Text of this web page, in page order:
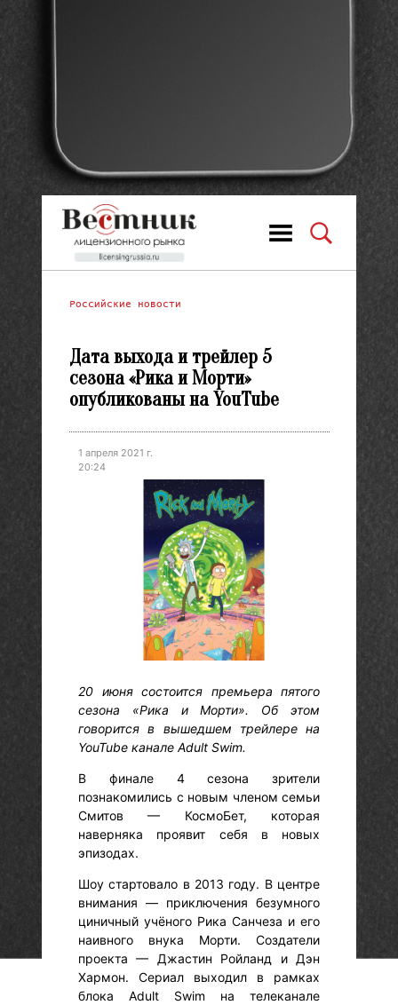
Российские новости
Дата выхода и трейлер 5
сезона «Рика и Морти»
опубликованы на YouTube
1 апреля 2021 г.
20:24
20 июня состоится премьера пятого
сезона «Рика и Морти». Об этом
говорится в вышедшем трейлере на
YouTube канале Adult Swim.
В финале 4 сезона зрители
познакомились с новым членом семьи
Смитов — КосмоБет, которая
наверняка проявит себя в новых
эпизодах.
Шоу стартовало в 2013 году. В центре
внимания — приключения безумного
циничный учёного Рика Санчеза и его
наивного внука Морти. Создатели
проекта — Джастин Ройланд и Дэн
Хармон. Сериал выходил в рамках
блока Adult Swim на телеканале